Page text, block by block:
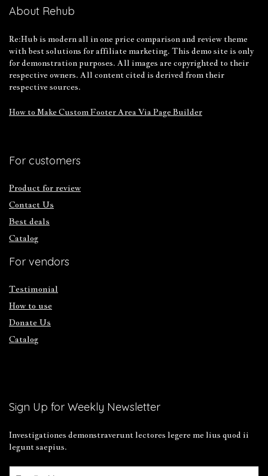
About Rehub
Re:Hub is modern all in one price comparison and review theme
with best solutions for affiliate marketing. This demo site is only
for demonstration purposes. All images are copyrighted to their
respective owners. All content cited is derived from their
respective sources.
How to Make Custom Footer Area Via Page Builder
For customers
Product for review
Contact Us
Best deals
Catalog
For vendors
Testimonial
How to use
Donate Us
Catalog
Sign Up for Weekly Newsletter
Investigationes demonstraverunt lectores legere me lius quod ii
legunt saepius.